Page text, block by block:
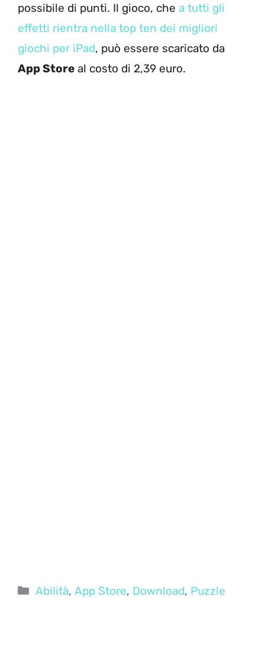
possibile di punti. Il gioco, che a tutti gli
effetti rientra nella top ten dei migliori
giochi per iPad, può essere scaricato da
App Store al costo di 2,39 euro.
Categorie
Abilità,App Store, Download, Puzzle